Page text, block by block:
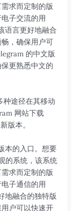
求而定制的版
子交流的用
语言更好地融合
，确保用户可
的中文版
更熟悉中文的
种途径在其移动
网站下载
版本。
本的入口。想要
的系统，该系统
求而定制的版
子通信的用
地融合的独特版
户可以快速开